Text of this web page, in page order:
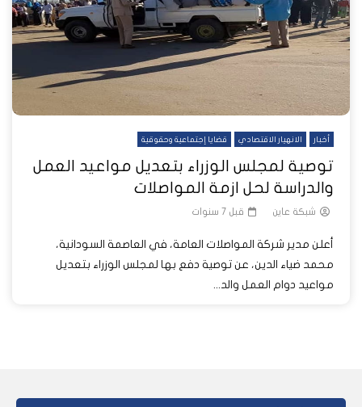
أخبار الانهيار الاقتصادي قضايا إجتماعية وحقوقية
توصية لمجلس الوزراء بتعديل مواعيد العمل
والدراسة لحل ازمة المواصلات
شبكة عاين قبل 7 سنوات
أعلن مدير شركة المواصلات العامة، في العاصمة السودانية،
محمد ضياء الدين، عن توصية دفع بها لمجلس الوزراء بتعديل
مواعيد دوام العمل والد...